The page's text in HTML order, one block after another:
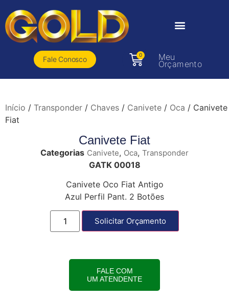
Fale Conosco
0 Meu
Orçamento
Início / Transponder / Chaves / Canivete / Oca / Canivete
Fiat
Canivete Fiat
Categorias Canivete, Oca, Transponder
GATK 00018
Canivete Oco Fiat Antigo
Azul Perfil Pant. 2 Botões
Solicitar Orçamento
FALE COM
UM ATENDENTE